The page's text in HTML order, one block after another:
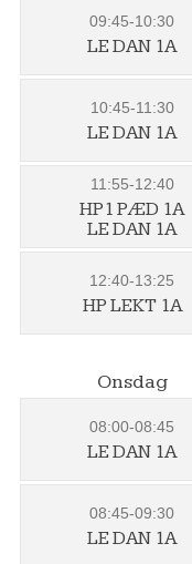
09:45-10:30
LE DAN 1A
10:45-11:30
LE DAN 1A
11:55-12:40
HP1 PÆD 1A
LE DAN 1A
12:40-13:25
HP LEKT 1A
Onsdag
08:00-08:45
LE DAN 1A
08:45-09:30
LE DAN 1A